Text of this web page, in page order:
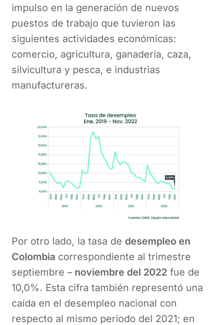
impulso en la generación de nuevos
puestos de trabajo que tuvieron las
siguientes actividades económicas:
comercio, agricultura, ganadería, caza,
silvicultura y pesca, e industrias
manufactureras.
Por otro lado, la tasa de desempleo en
Colombia correspondiente al trimestre
septiembre – noviembre del 2022 fue de
10,0%. Esta cifra también representó una
caída en el desempleo nacional con
respecto al mismo periodo del 2021; en